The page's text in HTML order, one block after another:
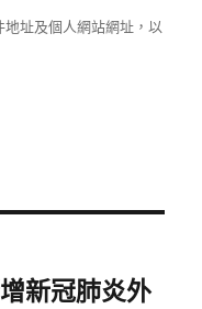
址及個人網站網址，以
新冠肺炎外